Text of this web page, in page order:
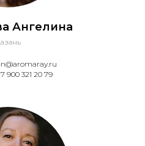
Ангелина
900 321 20 79